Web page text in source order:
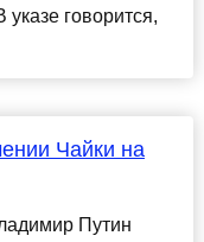
говорится,
Чайки на
Путин